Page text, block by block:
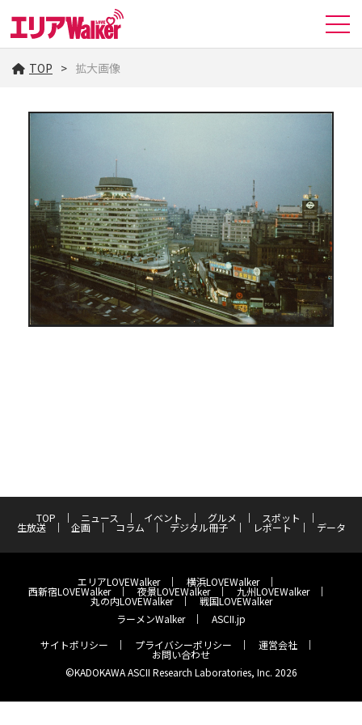
TOP 拡大画像
TOP ニュース イベント グルメ スポット
生放送 企画 コラム デジタル冊子 レポート データ
エリアLOVEWalker 横浜LOVEWalker
西新宿LOVEWalker 夜景LOVEWalker 九州LOVEWalker
丸の内LOVEWalker
戦国LOVEWalker
ラーメンWalker
ASCII.jp
サイトポリシー
プライバシーポリシー 運営会社
お問い合わせ
©KADOKAWA ASCII Research Laboratories, Inc. 2026